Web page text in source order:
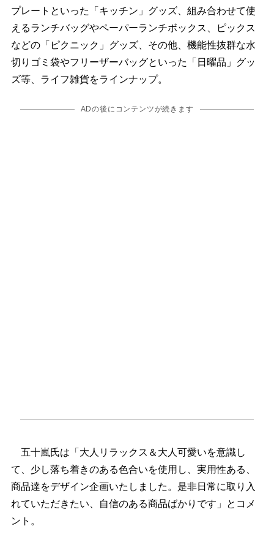
プレートといった「キッチン」グッズ、組み合わせて使
えるランチバッグやペーパーランチボックス、ピックス
などの「ピクニック」グッズ、その他、機能性抜群な水
切りゴミ袋やフリーザーバッグといった「日曜品」グッ
ズ等、ライフ雑貨をラインナップ。
ADの後にコンテンツが続きます
五十嵐氏は「大人リラックス＆大人可愛いを意識し
て、少し落ち着きのある色合いを使用し、実用性ある、
商品達をデザイン企画いたしました。是非日常に取り入
れていただきたい、自信のある商品ばかりです」とコメ
ント。